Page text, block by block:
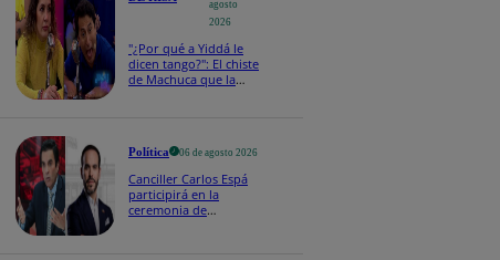
agosto
2026
"¿Por qué a Yiddá le
dicen tango?": El chiste
de Machuca que la
Política 06 de agosto 2026
Canciller Carlos Espá
participirá en la
ceremonia de